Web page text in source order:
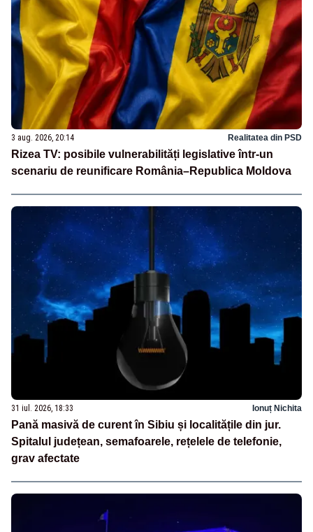
3 aug. 2026, 20:14 Realitatea din PSD
Rizea TV: posibile vulnerabilități legislative într-un
scenariu de reunificare România–Republica Moldova
31 iul. 2026, 18:33 Ionuț Nichita
Pană masivă de curent în Sibiu și localitățile din jur.
Spitalul județean, semafoarele, rețelele de telefonie,
grav afectate